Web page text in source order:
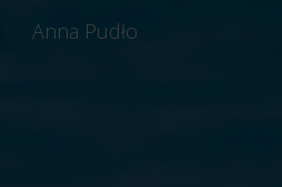
Anna Pudło